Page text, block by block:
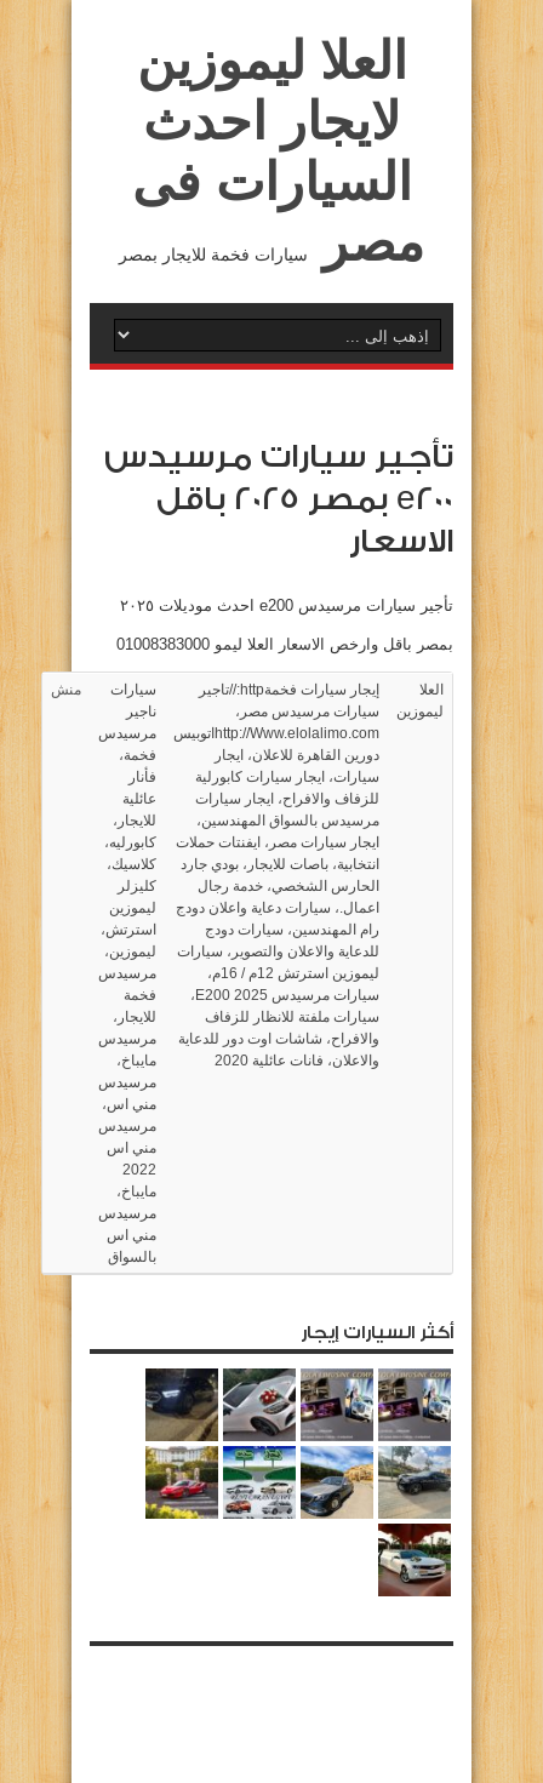
العلا ليموزين
لايجار احدث
السيارات فى
مصر
سيارات فخمة للايجار بمصر
تأجير سيارات مرسيدس
e200 بمصر 2025 باقل
الاسعار
تأجير سيارات مرسيدس e200 احدث موديلات ٢٠٢٥
بمصر باقل وارخص الاسعار العلا ليمو 01008383000
العلا
ليموزين
إيجار سيارات فخمة
http://تاجير
سيارات مرسيدس مصر ،
http://Www.elolalimo.com اتوبيس
دورين القاهرة للاعلان، ايجار
سيارات، ايجار سيارات كابورلية
للزفاف والافراح، ايجار سيارات
مرسيدس بالسواق المهندسين،
ايجار سيارات مصر ، ايفنتات حملات
انتخابية، باصات للايجار ، بودي جارد
الحارس الشخصي، خدمة رجال
اعمال.، سيارات دعاية واعلان دودج
رام المهندسين، سيارات دودج
للدعاية والاعلان والتصوير ، سيارات
ليموزين استرتش 12م / 16م
،
سيارات مرسيدس E200 2025
،
سيارات ملفتة للانظار للزفاف
والافراح، شاشات اوت دور للدعاية
والاعلان، فانات عائلية 2020
سيارات
ناجير
مرسيدس
فخمة،
فأنار
عائلية
للايجار ،
كابورليه،
كلاسيك،
كليزلر
ليموزين
استرتش،
ليموزين،
مرسيدس
فخمة
للايجار ،
مرسيدس
مايباخ،
مرسيدس
مني اس،
مرسيدس
مني اس
2022
مايباخ،
مرسيدس
مني اس
بالسواق
منش
أكثر السيارات إيجار